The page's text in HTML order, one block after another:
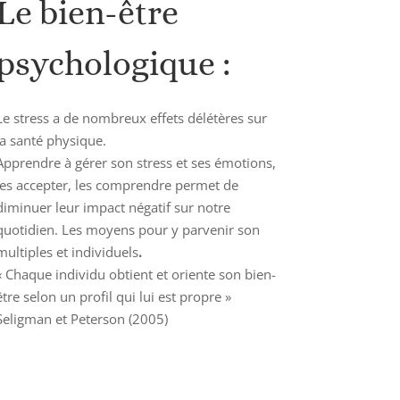
bien-être
:
stress a de nombreux effets délétères sur
santé physique.
à gérer son stress et ses émotions,
accepter, les comprendre permet de
leur impact négatif sur notre
Les moyens pour y parvenir son
et individuels.
Chaque individu obtient et oriente son bien-
selon un profil qui lui est propre »
et Peterson (2005)